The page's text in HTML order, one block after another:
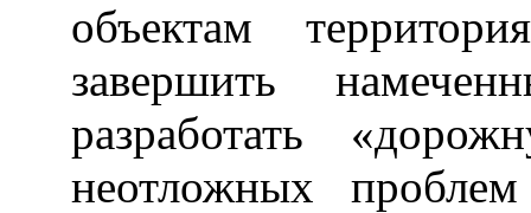
объектам
завершить
разработать
неотложных